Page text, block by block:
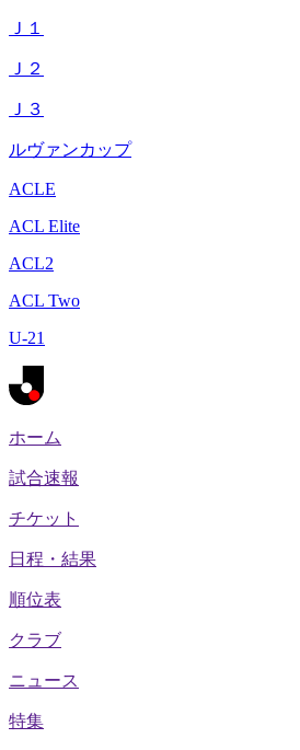
Ｊ１
Ｊ２
Ｊ３
ルヴァンカップ
ACLE
ACL Elite
ACL2
ACL Two
U-21
ホーム
試合速報
チケット
日程・結果
順位表
クラブ
ニュース
特集